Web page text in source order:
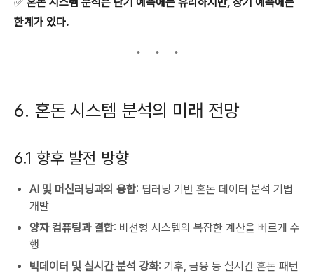
한계가 있다.
6. 혼돈 시스템 분석의 미래 전망
6.1 향후 발전 방향
AI 및 머신러닝과의 융합: 딥러닝 기반 혼돈 데이터 분석 기법
개발
양자 컴퓨팅과 결합: 비선형 시스템의 복잡한 계산을 빠르게 수
행
빅데이터 및 실시간 분석 강화: 기후, 금융 등 실시간 혼돈 패턴